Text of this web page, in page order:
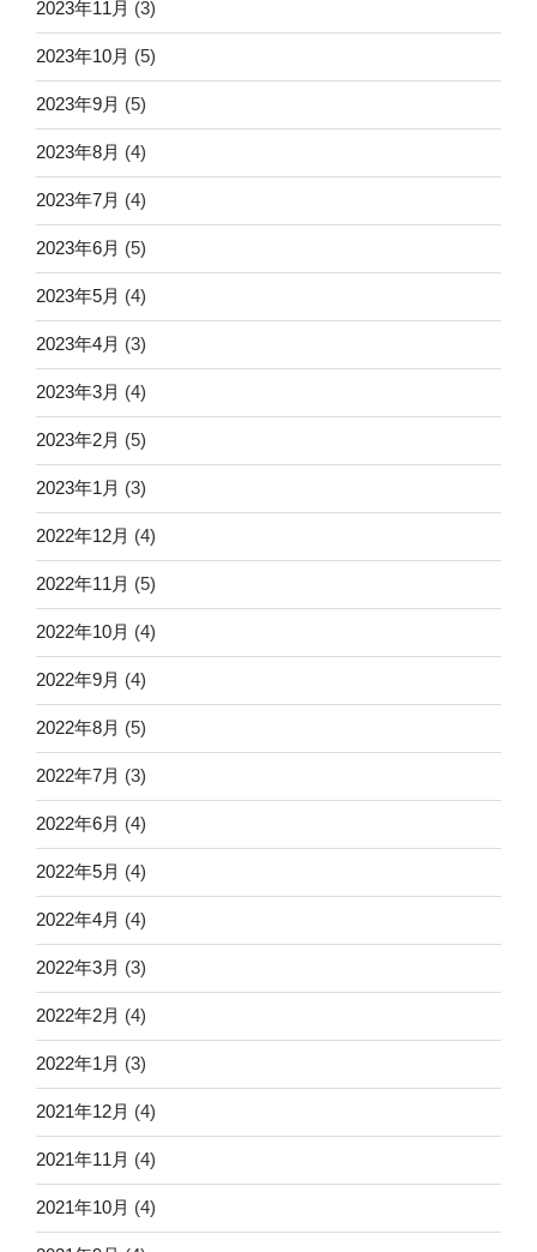
2023年11月 (3)
2023年10月 (5)
2023年9月 (5)
2023年8月 (4)
2023年7月 (4)
2023年6月 (5)
2023年5月 (4)
2023年4月 (3)
2023年3月 (4)
2023年2月 (5)
2023年1月 (3)
2022年12月 (4)
2022年11月 (5)
2022年10月 (4)
2022年9月 (4)
2022年8月 (5)
2022年7月 (3)
2022年6月 (4)
2022年5月 (4)
2022年4月 (4)
2022年3月 (3)
2022年2月 (4)
2022年1月 (3)
2021年12月 (4)
2021年11月 (4)
2021年10月 (4)